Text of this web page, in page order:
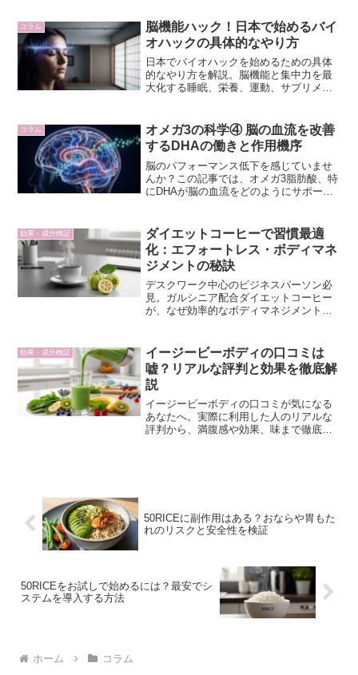
賢明なサプリメント選びをサポートしま
す。
コラム
脳機能ハック！日本で始めるバイ
オハックの具体的なやり方
日本でバイオハックを始めるための具体
的なやり方を解説。脳機能と集中力を最
大化する睡眠、栄養、運動、サプリメン
コラム
オメガ3の科学④ 脳の血流を改善
するDHAの働きと作用機序
脳のパフォーマンス低下を感じていませ
んか？この記事では、オメガ3脂肪酸、特
にDHAが脳の血流をどのようにサポート
へ、論理的な解決策を提示します。
効果・成分検証
ダイエットコーヒーで習慣最適
化：エフォートレス・ボディマネ
ジメントの秘訣
デスクワーク中心のビジネスパーソン必
見。ガルシニア配合ダイエットコーヒー
が、なぜ効率的なボディマネジメントを
志力に頼らない習慣置き換えのロジック
を解き明かします。
効果・成分検証
イージービーボディの口コミは
嘘？リアルな評判と効果を徹底解
説
イージービーボディの口コミが気になる
あなたへ。実際に利用した人のリアルな
評判から、満腹感や効果、味まで徹底分
50RICEに副作用はある？おならや胃もた
れのリスクと安全性を検証
50RICEをお試しで始めるには？最安でシ
ステムを導入する方法
ホーム コラム